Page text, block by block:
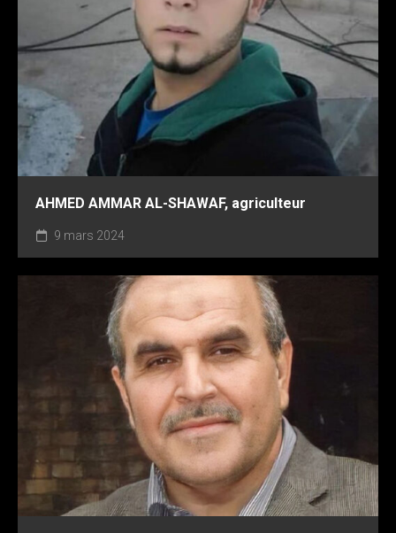
AHMED AMMAR AL-SHAWAF, agriculteur
9 mars 2024